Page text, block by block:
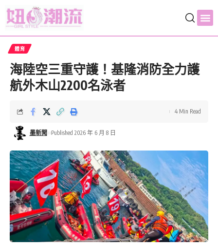
體育
海陸空三重守護！基隆消防全力護
航外木山2200名泳者
墨新聞 Published 2026 年 6 月 8 日
4 Min Read